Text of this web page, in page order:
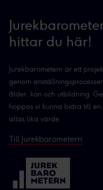
hittar du här!
Jurekbarometern är ett
genom
ålder, kön och utbildning.
hoppas vi kunna bidra till
allas lika värde.
Till Jurekbarometern